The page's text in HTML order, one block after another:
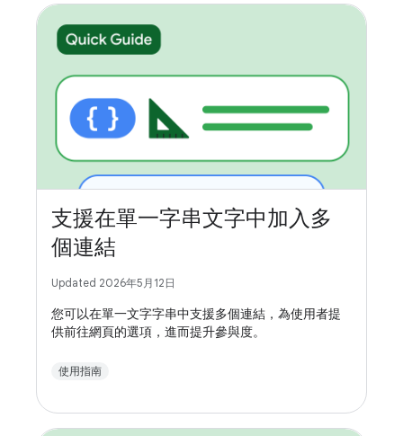
支援在單一字串文字中加入多
個連結
Updated 2026年5月12日
您可以在單一文字字串中支援多個連結，為使用者提
供前往網頁的選項，進而提升參與度。
使用指南